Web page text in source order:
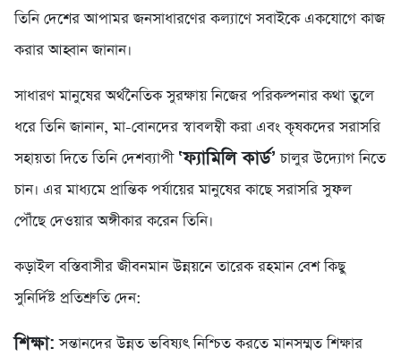
তিনি দেশের আপামর জনসাধারণের কল্যাণে সবাইকে একযোগে কাজ
করার আহ্বান জানান।
সাধারণ মানুষের অর্থনৈতিক সুরক্ষায় নিজের পরিকল্পনার কথা তুলে
ধরে তিনি জানান, মা-বোনদের স্বাবলম্বী করা এবং কৃষকদের সরাসরি
সহায়তা দিতে তিনি দেশব্যাপী ‘ফ্যামিলি কার্ড’ চালুর উদ্যোগ নিতে
চান। এর মাধ্যমে প্রান্তিক পর্যায়ের মানুষের কাছে সরাসরি সুফল
পৌঁছে দেওয়ার অঙ্গীকার করেন তিনি।
কড়াইল বস্তিবাসীর জীবনমান উন্নয়নে তারেক রহমান বেশ কিছু
সুনির্দিষ্ট প্রতিশ্রুতি দেন:
শিক্ষা: সন্তানদের উন্নত ভবিষ্যৎ নিশ্চিত করতে মানসম্মত শিক্ষার